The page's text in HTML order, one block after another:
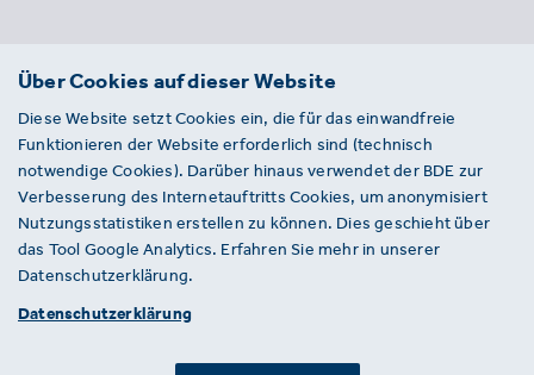
BDE
Entsorgungs-, Wasser- und
Kreislaufwirtschaft e. V.
Von-der-Heydt-Straße 2
D 10785 Berlin
Sie haben einen Fehler auf unserer Website
gefunden? Ihnen ist ein defekter Link
aufgefallen? Wir freuen uns über Ihren
Über Cookies auf dieser Website
Diese Website setzt Cookies ein, die für das einwandfreie
Funktionieren der Website erforderlich sind (technisch
notwendige Cookies). Darüber hinaus verwendet der BDE zur
Verbesserung des Internetauftritts Cookies, um anonymisiert
Nutzungsstatistiken erstellen zu können. Dies geschieht über
das Tool Google Analytics. Erfahren Sie mehr in unserer
Datenschutzerklärung.
Datenschutzerklärung